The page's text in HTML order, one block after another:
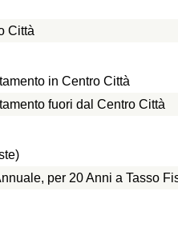
Città
in Centro Città
fuori dal Centro Città
per 20 Anni a Tasso